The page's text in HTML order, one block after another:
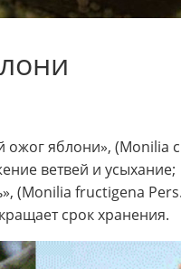
яблони», (Monilia
ветвей и усыхание;
(Monilia fructigena
срок хранения.